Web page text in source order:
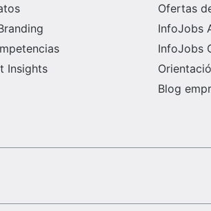
Insights
Ofertas
InfoJobs
InfoJobs
Blog